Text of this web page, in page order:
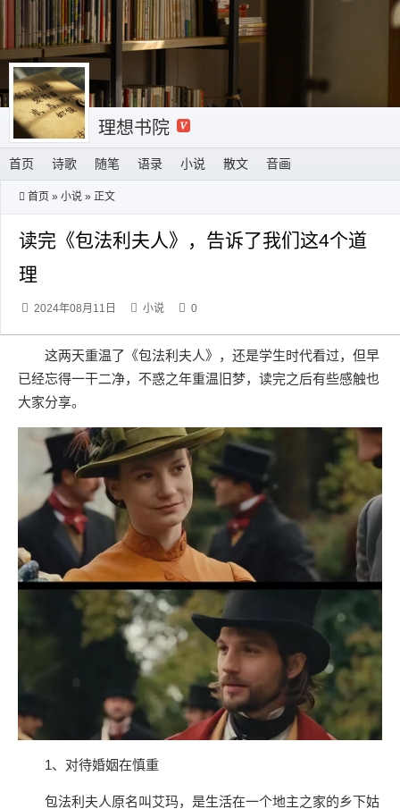
理想书院
首页 诗歌 随笔 语录 小说 散文 音画
首页 » 小说 » 正文
读完《包法利夫人》，告诉了我们这4个道
理
2024年08月11日 小说 0
这两天重温了《包法利夫人》，还是学生时代看过，但早
已经忘得一干二净，不惑之年重温旧梦，读完之后有些感触也
大家分享。
1、对待婚姻在慎重
包法利夫人原名叫艾玛，是生活在一个地主之家的乡下姑